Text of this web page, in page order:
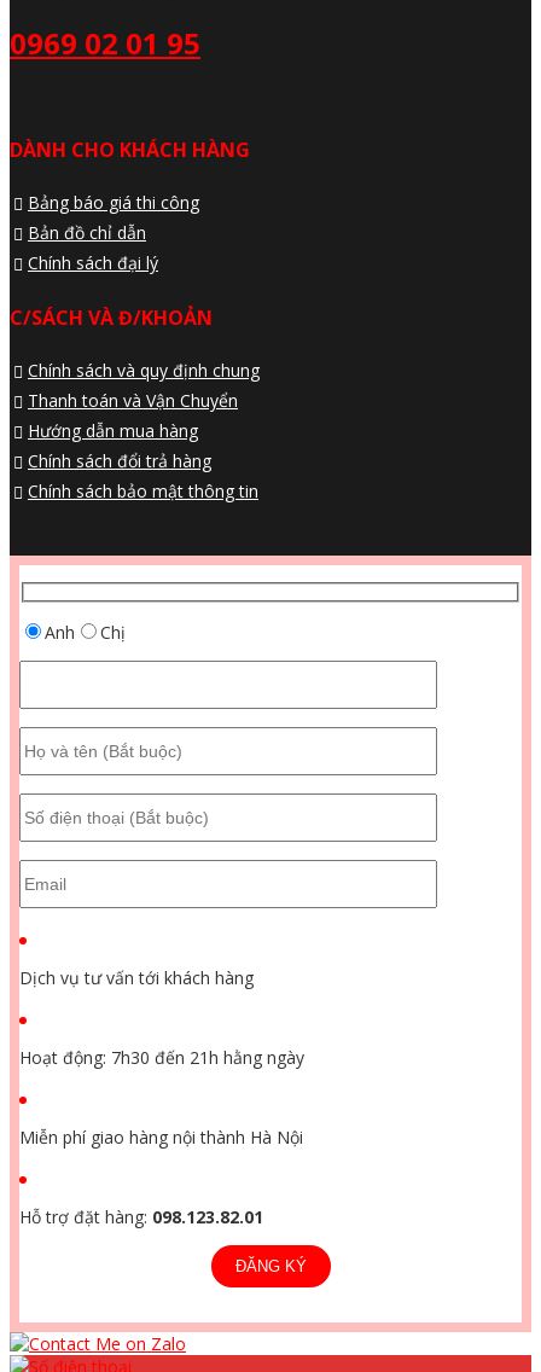
0969 02 01 95
DÀNH CHO KHÁCH HÀNG
Bảng báo giá thi công
Bản đồ chỉ dẫn
Chính sách đại lý
C/SÁCH VÀ Đ/KHOẢN
Chính sách và quy định chung
Thanh toán và Vận Chuyển
Hướng dẫn mua hàng
Chính sách đổi trả hàng
Chính sách bảo mật thông tin
Anh Chị
Dịch vụ tư vấn tới khách hàng
Hoạt động: 7h30 đến 21h hằng ngày
Miễn phí giao hàng nội thành Hà Nội
Hỗ trợ đặt hàng: 098.123.82.01